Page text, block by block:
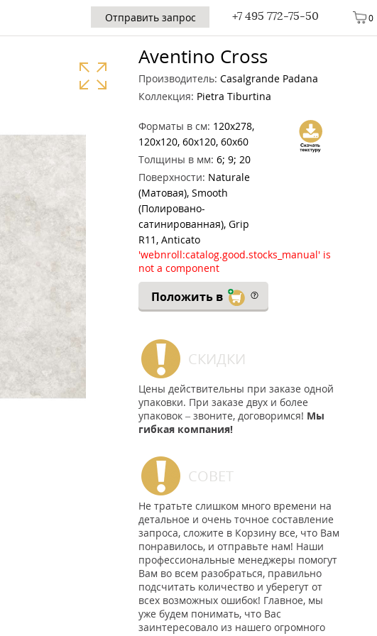
0
+7 495 772-75-50
Отправить запрос
Aventino Cross
Производитель: Casalgrande Padana
Коллекция: Pietra Tiburtina
Форматы в см: 120x278,
120x120, 60x120, 60x60
Толщины в мм: 6; 9; 20
Поверхности: Naturale
(Матовая), Smooth
(Полировано-
сатинированная), Grip
R11, Anticato
'webnroll:catalog.good.stocks_manual' is
not a component
Положить в
СКИДКИ
Цены действительны при заказе одной
упаковки. При заказе двух и более
упаковок – звоните, договоримся! Мы
гибкая компания!
СОВЕТ
Не тратьте слишком много времени на
детальное и очень точное составление
запроса, сложите в Корзину все, что Вам
понравилось, и отправьте нам! Наши
профессиональные менеджеры помогут
Вам во всем разобраться, правильно
подсчитать количество и уберегут от
всех возможных ошибок! Главное, мы
уже будем понимать, что Вас
заинтересовало из нашего огромного